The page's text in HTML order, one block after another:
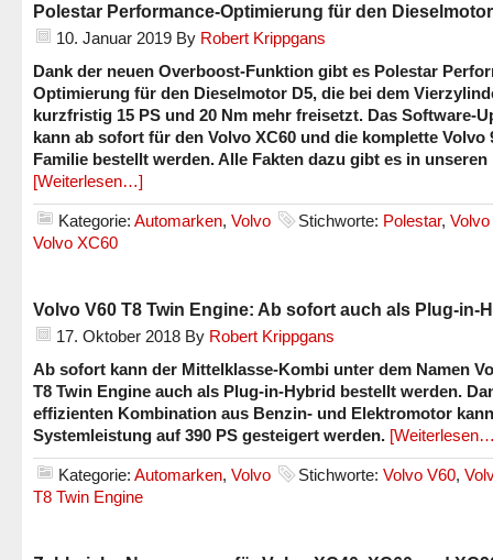
Polestar Performance-Optimierung für den
10. Januar 2019 By Robert Krippgans
Dank der neuen Overboost-Funktion gibt es Polestar
Optimierung für den Dieselmotor D5, die bei dem
kurzfristig 15 PS und 20 Nm mehr freisetzt. Das Software-
kann ab sofort für den Volvo XC60 und die komplette Volvo
Familie bestellt werden. Alle Fakten dazu gibt es in unseren
[Weiterlesen…]
Kategorie: Automarken, Volvo Stichworte: Polestar,
Volvo XC60
Volvo V60 T8 Twin Engine: Ab sofort auch als Plug-in-
17. Oktober 2018 By Robert Krippgans
Ab sofort kann der Mittelklasse-Kombi unter dem Namen
T8 Twin Engine auch als Plug-in-Hybrid bestellt werden.
effizienten Kombination aus Benzin- und Elektromotor
Systemleistung auf 390 PS gesteigert werden.
Kategorie: Automarken, Volvo Stichworte: Volvo V60,
T8 Twin Engine